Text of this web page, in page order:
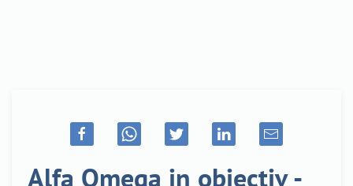
Alfa Omega in obiectiv -